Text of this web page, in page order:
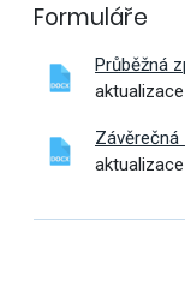
Formuláře
Průběžná